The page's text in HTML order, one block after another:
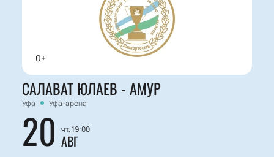
0+
САЛАВАТ ЮЛАЕВ - АМУР
Уфа Уфа-арена
20 чт, 19:00
АВГ